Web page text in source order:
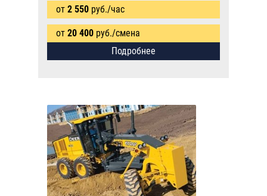
от 2 550 руб./час
от 20 400 руб./смена
Подробнее